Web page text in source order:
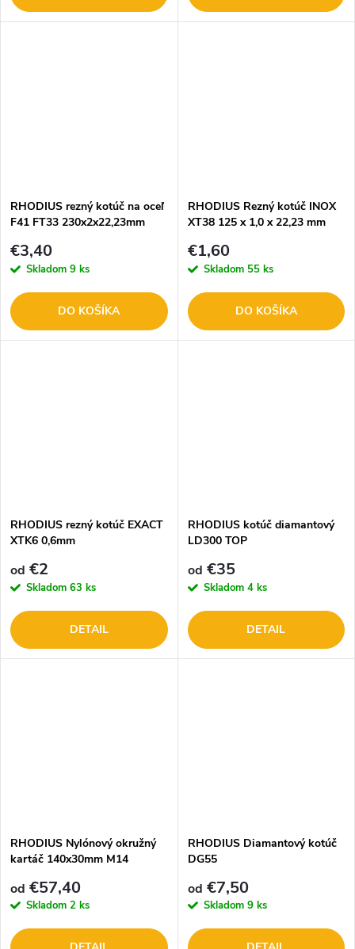
RHODIUS rezný kotúč na oceľ
F41 FT33 230x2x22,23mm
€3,40
Skladom 9 ks
DO KOŠÍKA
RHODIUS Rezný kotúč INOX
XT38 125 x 1,0 x 22,23 mm
€1,60
Skladom 55 ks
DO KOŠÍKA
RHODIUS rezný kotúč EXACT
XTK6 0,6mm
od €2
Skladom 63 ks
DETAIL
RHODIUS kotúč diamantový
LD300 TOP
od €35
Skladom 4 ks
DETAIL
RHODIUS Nylónový okružný
kartáč 140x30mm M14
od €57,40
Skladom 2 ks
RHODIUS Diamantový kotúč
DG55
od €7,50
Skladom 9 ks